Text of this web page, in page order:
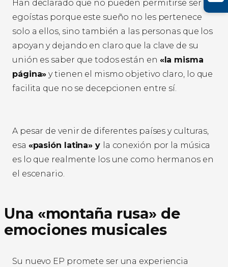
Han declarado que no pueden permitirse ser
egoístas porque este sueño no les pertenece
solo a ellos, sino también a las personas que los
apoyan y dejando en claro que la clave de su
unión es saber que todos están en «la misma
página» y tienen el mismo objetivo claro, lo que
facilita que no se decepcionen entre sí.
A pesar de venir de diferentes países y culturas,
esa «pasión latina» y la conexión por la música
es lo que realmente los une como hermanos en
el escenario.
Una «montaña rusa» de
emociones musicales
Su nuevo EP promete ser una experiencia